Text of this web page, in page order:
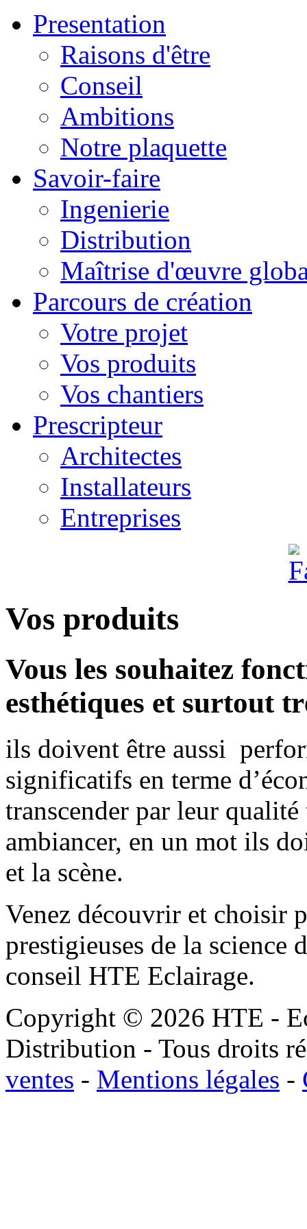
Presentation
Raisons d'être
Conseil
Ambitions
Notre plaquette
Savoir-faire
Ingenierie
Distribution
Maîtrise d'œuvre
Parcours de création
Votre projet
Vos produits
Vos chantiers
Prescripteur
Architectes
Installateurs
Entreprises
Vos produits
Vous les souhaitez
esthétiques et surtout
ils doivent être aussi
significatifs en terme
transcender par leur
ambiancer, en un mot ils
et la scène.
Venez découvrir et choisir
prestigieuses de la science
conseil HTE Eclairage.
Copyright © 2026 HTE -
Distribution - Tous droits
ventes - Mentions légales -